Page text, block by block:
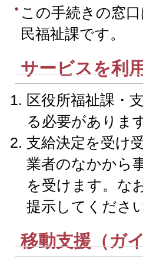
この手続きの窓
民福祉課です。
サービスを利
区役所福祉課・
る必要がありま
支給決定を受け
業者のなかから
を受けます。な
提示してくださ
移動支援（ガ